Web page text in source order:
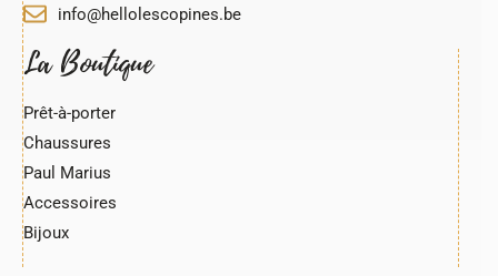
info@hellolescopines.be
La Boutique
Prêt-à-porter
Chaussures
Paul Marius
Accessoires
Bijoux